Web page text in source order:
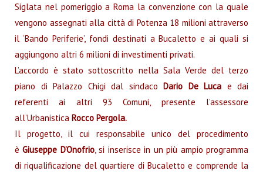
Siglata nel pomeriggio a Roma la convenzione con la quale
vengono assegnati alla città di Potenza 18 milioni attraverso
il ‘Bando Periferie’, fondi destinati a Bucaletto e ai quali si
aggiungono altri 6 milioni di investimenti privati.
L’accordo è stato sottoscritto nella Sala Verde del terzo
piano di Palazzo Chigi dal sindaco Dario De Luca e dai
referenti ai altri 93 Comuni, presente l’assessore
all’Urbanistica Rocco Pergola.
Il progetto, il cui responsabile unico del procedimento
èGiuseppe D’Onofrio, si inserisce in un più ampio programma
di riqualificazione del quartiere di Bucaletto e comprende la